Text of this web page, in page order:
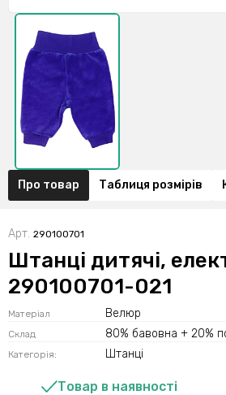
Про товар Таблиця розмірів
Арт. 290100701
Штанці дитячі,
290100701-021
Матеріал Велюр
Склад 80% бавовна + 20%
Категорія: Штанці
Товар в наявності